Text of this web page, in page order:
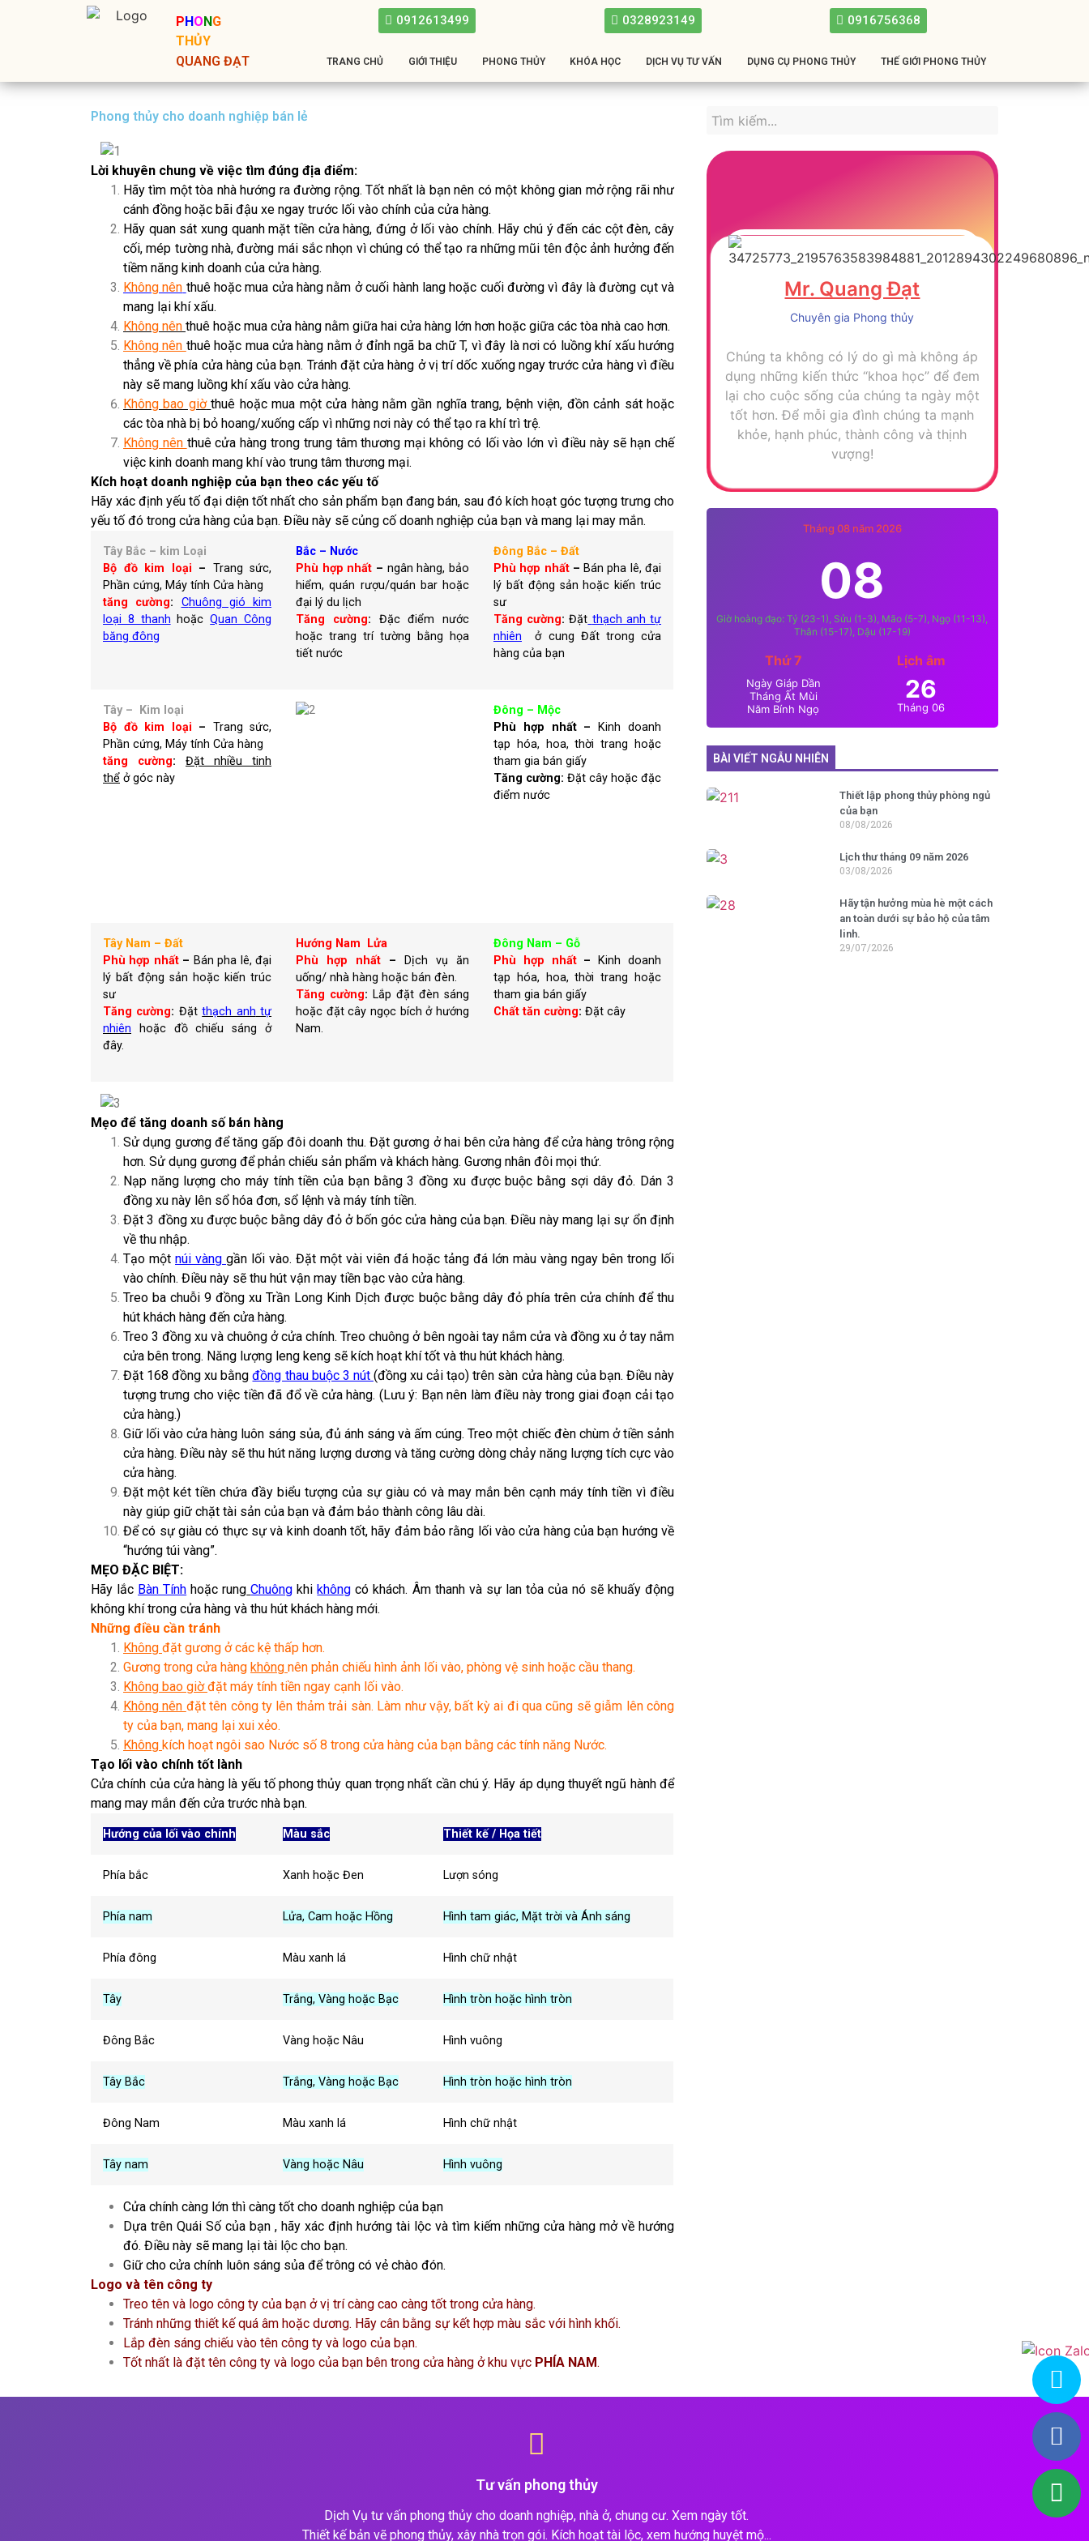
PHONG
THỦY
QUANG ĐẠT
0912613499 0328923149 0916756368
TRANG CHỦ GIỚI THIỆU PHONG THỦY KHÓA HỌC DỊCH VỤ TƯ VẤN DỤNG CỤ PHONG THỦY THẾ GIỚI PHONG THỦY
Phong thủy cho doanh nghiệp bán lẻ
Lời khuyên chung về việc tìm đúng địa điểm:
Hãy tìm một tòa nhà hướng ra đường rộng. Tốt nhất là bạn nên có một không gian mở rộng rãi như
cánh đồng hoặc bãi đậu xe ngay trước lối vào chính của cửa hàng.
Hãy quan sát xung quanh mặt tiền cửa hàng, đứng ở lối vào chính. Hãy chú ý đến các cột đèn, cây
cối, mép tường nhà, đường mái sắc nhọn vì chúng có thể tạo ra những mũi tên độc ảnh hưởng đến
tiềm năng kinh doanh của cửa hàng.
Không nên thuê hoặc mua cửa hàng nằm ở cuối hành lang hoặc cuối đường vì đây là đường cụt và
mang lại khí xấu.
Không nên thuê hoặc mua cửa hàng nằm giữa hai cửa hàng lớn hơn hoặc giữa các tòa nhà cao hơn.
Không nên thuê hoặc mua cửa hàng nằm ở đỉnh ngã ba chữ T, vì đây là nơi có luồng khí xấu hướng
thẳng về phía cửa hàng của bạn. Tránh đặt cửa hàng ở vị trí dốc xuống ngay trước cửa hàng vì điều
này sẽ mang luồng khí xấu vào cửa hàng.
Không bao giờ thuê hoặc mua một cửa hàng nằm gần nghĩa trang, bệnh viện, đồn cảnh sát hoặc
các tòa nhà bị bỏ hoang/xuống cấp vì những nơi này có thể tạo ra khí trì trệ.
Không nên thuê cửa hàng trong trung tâm thương mại không có lối vào lớn vì điều này sẽ hạn chế
việc kinh doanh mang khí vào trung tâm thương mại.
Kích hoạt doanh nghiệp của bạn theo các yếu tố
Hãy xác định yếu tố đại diện tốt nhất cho sản phẩm bạn đang bán, sau đó kích hoạt góc tượng trưng cho
yếu tố đó trong cửa hàng của bạn. Điều này sẽ củng cố doanh nghiệp của bạn và mang lại may mắn.
Tây Bắc – kim Loại
Bộ đồ kim loại – Trang sức,
Phần cứng, Máy tính Cửa hàng
tăng cường: Chuông gió kim
loại 8 thanh hoặcQuan Công
băng đông
Bắc – Nước
Phù hợp nhất – ngân hàng, bảo
hiểm, quán rượu/quán bar hoặc
đại lý du lịch
Tăng cường: Đặc điểm nước
hoặc trang trí tường bằng họa
tiết nước
Đông Bắc – Đất
Phù hợp nhất– Bán pha lê, đại
lý bất động sản hoặc kiến trúc
sư
Tăng cường: Đặt thạch anh tự
nhiên
ở cung Đất trong cửa
hàng của bạn
Tây – Kim loại
Bộ đồ kim loại – Trang sức,
Phần cứng, Máy tính Cửa hàng
tăng cường: Đặt nhiều tinh
thể ở góc này
Đông – Mộc
Phù hợp nhất – Kinh doanh
tạp hóa, hoa, thời trang hoặc
tham gia bán giấy
Tăng cường: Đặt cây hoặc đặc
điểm nước
Tây Nam – Đất
Phù hợp nhất– Bán pha lê, đại
lý bất động sản hoặc kiến trúc
sư
Tăng cường: Đặtthạch anh tự
nhiên hoặc đồ chiếu sáng ở
đây.
Hướng Nam Lửa
Phù hợp nhất – Dịch vụ ăn
uống/ nhà hàng hoặc bán đèn.
Tăng cường: Lắp đặt đèn sáng
hoặc đặt cây ngọc bích ở hướng
Nam.
Đông Nam – Gỗ
Phù hợp nhất– Kinh doanh
tạp hóa, hoa, thời trang hoặc
tham gia bán giấy
Chất tăn cường: Đặt cây
Mẹo để tăng doanh số bán hàng
Sử dụng gương để tăng gấp đôi doanh thu. Đặt gương ở hai bên cửa hàng để cửa hàng trông rộng
hơn. Sử dụng gương để phản chiếu sản phẩm và khách hàng. Gương nhân đôi mọi thứ.
Nạp năng lượng cho máy tính tiền của bạn bằng 3 đồng xu được buộc bằng sợi dây đỏ. Dán 3
đồng xu này lên sổ hóa đơn, sổ lệnh và máy tính tiền.
Đặt 3 đồng xu được buộc bằng dây đỏ ở bốn góc cửa hàng của bạn. Điều này mang lại sự ổn định
về thu nhập.
Tạo một núi vàng gần lối vào. Đặt một vài viên đá hoặc tảng đá lớn màu vàng ngay bên trong lối
vào chính. Điều này sẽ thu hút vận may tiền bạc vào cửa hàng.
Treo ba chuỗi 9 đồng xu Trần Long Kinh Dịch được buộc bằng dây đỏ phía trên cửa chính để thu
hút khách hàng đến cửa hàng.
Treo 3 đồng xu và chuông ở cửa chính. Treo chuông ở bên ngoài tay nắm cửa và đồng xu ở tay nắm
cửa bên trong. Năng lượng leng keng sẽ kích hoạt khí tốt và thu hút khách hàng.
Đặt 168 đồng xu bằngđồng thau buộc 3 nút (đồng xu cải tạo) trên sàn cửa hàng của bạn. Điều này
tượng trưng cho việc tiền đã đổ về cửa hàng. (Lưu ý: Bạn nên làm điều này trong giai đoạn cải tạo
cửa hàng.)
Giữ lối vào cửa hàng luôn sáng sủa, đủ ánh sáng và ấm cúng. Treo một chiếc đèn chùm ở tiền sảnh
cửa hàng. Điều này sẽ thu hút năng lượng dương và tăng cường dòng chảy năng lượng tích cực vào
cửa hàng.
Đặt một két tiền chứa đầy biểu tượng của sự giàu có và may mắn bên cạnh máy tính tiền vì điều
này giúp giữ chặt tài sản của bạn và đảm bảo thành công lâu dài.
Để có sự giàu có thực sự và kinh doanh tốt, hãy đảm bảo rằng lối vào cửa hàng của bạn hướng về
“hướng túi vàng”.
MẸO ĐẶC BIỆT:
Hãy lắc Bàn Tính hoặc rung Chuông khi không có khách. Âm thanh và sự lan tỏa của nó sẽ khuấy động
không khí trong cửa hàng và thu hút khách hàng mới.
Những điều cần tránh
Không đặt gương ở các kệ thấp hơn.
Gương trong cửa hàng không nên phản chiếu hình ảnh lối vào, phòng vệ sinh hoặc cầu thang.
Không bao giờđặt máy tính tiền ngay cạnh lối vào.
Không nên đặt tên công ty lên thảm trải sàn. Làm như vậy, bất kỳ ai đi qua cũng sẽ giẫm lên công
ty của bạn, mang lại xui xẻo.
Không kích hoạt ngôi sao Nước số 8 trong cửa hàng của bạn bằng các tính năng Nước.
Tạo lối vào chính tốt lành
Cửa chính của cửa hàng là yếu tố phong thủy quan trọng nhất cần chú ý. Hãy áp dụng thuyết ngũ hành để
mang may mắn đến cửa trước nhà bạn.
Hướng của lối vào chính Màu sắc Thiết kế / Họa tiết
Phía bắc Xanh hoặc Đen Lượn sóng
Phía nam Lửa, Cam hoặc Hồng Hình tam giác, Mặt trời và Ánh sáng
Phía đông Màu xanh lá Hình chữ nhật
Tây Trắng, Vàng hoặc Bạc Hình tròn hoặc hình tròn
Đông Bắc Vàng hoặc Nâu Hình vuông
Tây Bắc Trắng, Vàng hoặc Bạc Hình tròn hoặc hình tròn
Đông Nam Màu xanh lá Hình chữ nhật
Tây nam Vàng hoặc Nâu Hình vuông
Cửa chính càng lớn thì càng tốt cho doanh nghiệp của bạn
Dựa trên Quái Số của bạn , hãy xác định hướng tài lộc và tìm kiếm những cửa hàng mở về hướng
đó. Điều này sẽ mang lại tài lộc cho bạn.
Giữ cho cửa chính luôn sáng sủa để trông có vẻ chào đón.
Logo và tên công ty
Treo tên và logo công ty của bạn ở vị trí càng cao càng tốt trong cửa hàng.
Tránh những thiết kế quá âm hoặc dương. Hãy cân bằng sự kết hợp màu sắc với hình khối.
Lắp đèn sáng chiếu vào tên công ty và logo của bạn.
Tốt nhất là đặt tên công ty và logo của bạn bên trong cửa hàng ở khu vực PHÍA NAM.
Mr. Quang Đạt
Chuyên gia Phong thủy
Chúng ta không có lý do gì mà không áp
dụng những kiến thức “khoa học” để đem
lại cho cuộc sống của chúng ta ngày một
tốt hơn. Để mỗi gia đình chúng ta mạnh
khỏe, hạnh phúc, thành công và thịnh
vượng!
Tháng 08 năm 2026
08
Giờ hoàng đạo: Tý (23-1), Sửu (1-3), Mão (5-7), Ngọ (11-13),
Thân (15-17), Dậu (17-19)
Thứ 7
Ngày Giáp Dần
Tháng Ất Mùi
Năm Bính Ngọ
Lịch âm
26
Tháng 06
BÀI VIẾT NGẪU NHIÊN
Thiết lập phong thủy phòng ngủ
của bạn
08/08/2026
Lịch thư tháng 09 năm 2026
03/08/2026
Hãy tận hưởng mùa hè một cách
an toàn dưới sự bảo hộ của tâm
linh.
29/07/2026
Tư vấn phong thủy
Dịch Vụ tư vấn phong thủy cho doanh nghiệp, nhà ở, chung cư. Xem ngày tốt.
Thiết kế bản vẽ phong thủy, xây nhà trọn gói. Kích hoạt tài lộc, xem hướng huyệt mộ...